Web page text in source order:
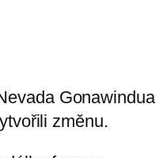
Gonawindua
změnu.